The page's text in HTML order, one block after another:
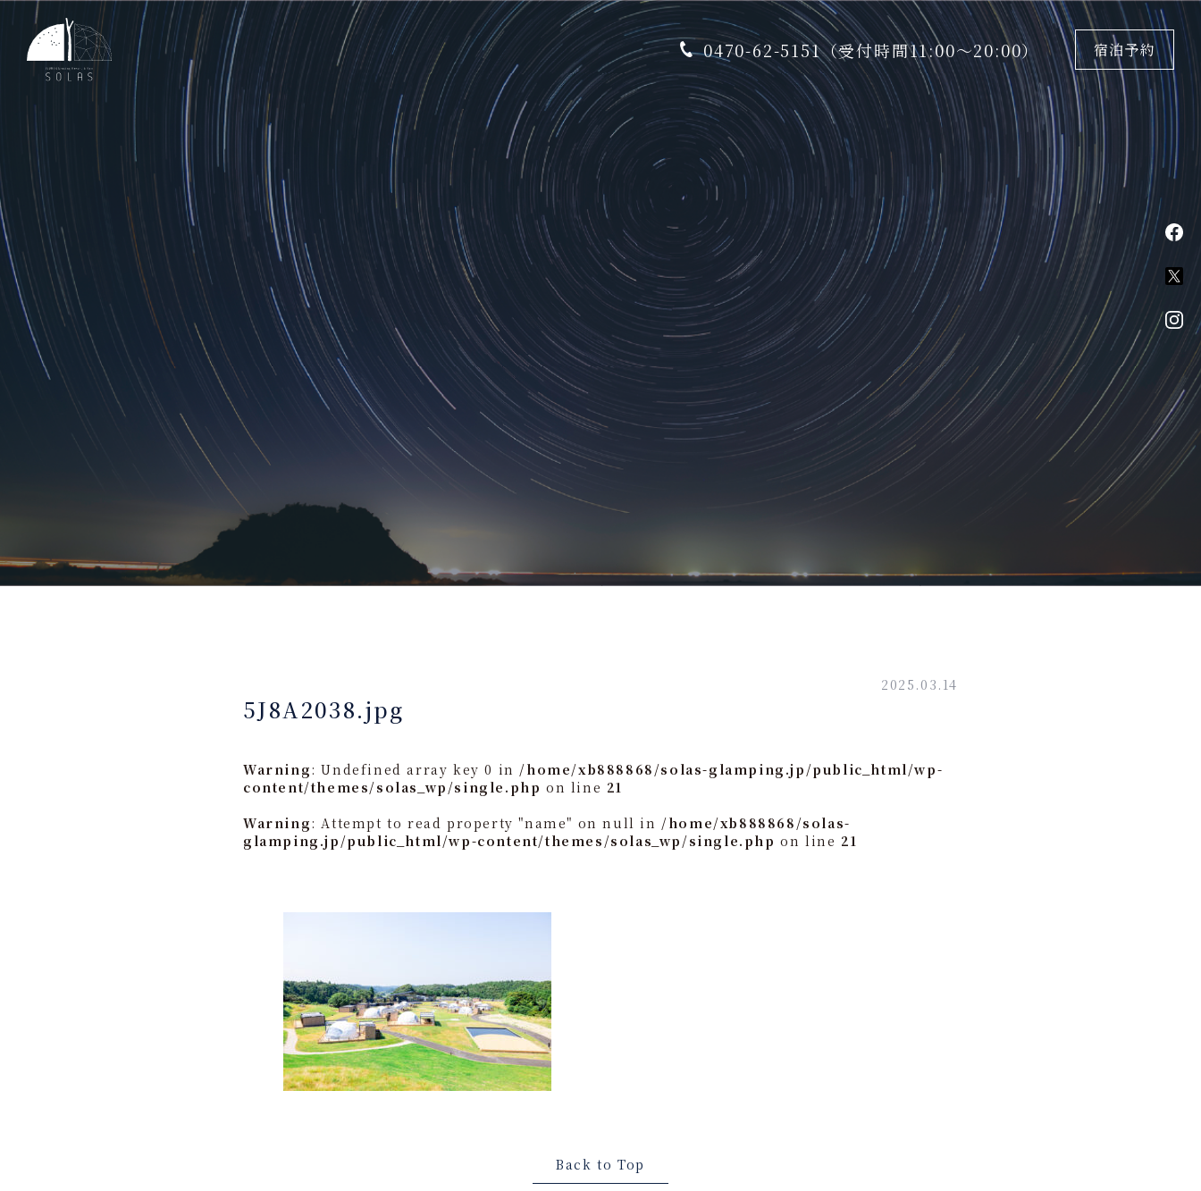
0470-62-5151（受付時間11:00〜20:00） 宿泊予約
2025.03.14
5J8A2038.jpg
Warning: Undefined array key 0 in /home/xb888868/solas-glamping.jp/public_html/wp-
content/themes/solas_wp/single.php on line 21
Warning: Attempt to read property "name" on null in /home/xb888868/solas-
glamping.jp/public_html/wp-content/themes/solas_wp/single.php on line 21
Back to Top